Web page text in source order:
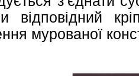
відповідний
мурованої